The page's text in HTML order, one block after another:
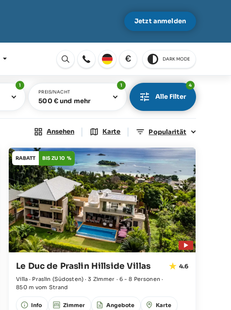
Jetzt anmelden
Öffnen
€ DARK MODE
1
PREIS/NACHT
500 € und mehr
1
Alle Filter
4
Ansehen | Karte | Popularität
RABATT BIS ZU 10 %
Le Duc de Praslin Hillside Villas 4.6
Villa · Praslin (Südosten)·3 Zimmer · 6 - 8 Personen·
850 m vom Strand
Info Zimmer Angebote Karte